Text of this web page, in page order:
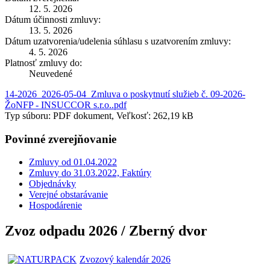
12. 5. 2026
Dátum účinnosti zmluvy:
13. 5. 2026
Dátum uzatvorenia/udelenia súhlasu s uzatvorením zmluvy:
4. 5. 2026
Platnosť zmluvy do:
Neuvedené
14-2026_2026-05-04_Zmluva o poskytnutí služieb č. 09-2026-
ŽoNFP - INSUCCOR s.r.o..pdf
Typ súboru: PDF dokument, Veľkosť: 262,19 kB
Povinné zverejňovanie
Zmluvy od 01.04.2022
Zmluvy do 31.03.2022, Faktúry
Objednávky
Verejné obstarávanie
Hospodárenie
Zvoz odpadu 2026 / Zberný dvor
Zvozový kalendár 2026